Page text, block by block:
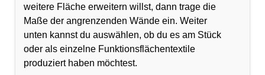
weitere Fläche erweitern willst, dann trage die
Maße der angrenzenden Wände ein. Weiter
unten kannst du auswählen, ob du es am Stück
oder als einzelne Funktionsflächentextile
produziert haben möchtest.